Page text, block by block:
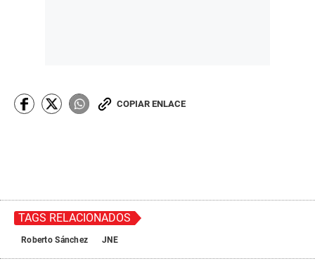
COPIAR ENLACE
TAGS RELACIONADOS
Roberto Sánchez JNE